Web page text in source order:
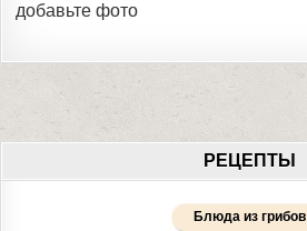
добавьте фото
РЕЦЕПТЫ
Блюда из грибов